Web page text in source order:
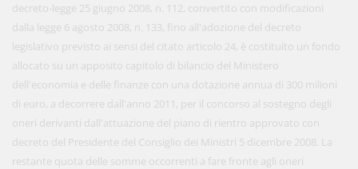
decreto-legge 25 giugno 2008, n. 112, convertito con modificazioni
dalla legge 6 agosto 2008, n. 133, fino all'adozione del decreto
legislativo previsto ai sensi del citato articolo 24, è costituito un fondo
allocato su un apposito capitolo di bilancio del Ministero
dell'economia e delle finanze con una dotazione annua di 300 milioni
di euro, a decorrere dall'anno 2011, per il concorso al sostegno degli
oneri derivanti dall'attuazione del piano di rientro approvato con
decreto del Presidente del Consiglio dei Ministri 5 dicembre 2008. La
restante quota delle somme occorrenti a fare fronte agli oneri